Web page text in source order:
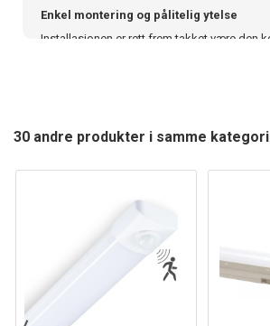
Enkel montering og pålitelig ytelse
Installasjonen er rett frem takket være den
En funksjonell løsning for profesjonelle
forventet levetid på 25 000 timer, får du et
armaturet når du trenger en stabil og
tåler bruk i hverdagen.
30 andre produkter i samme